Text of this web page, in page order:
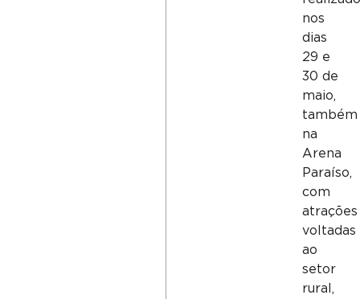
nos
dias
29 e
30 de
maio,
também
na
Arena
Paraíso,
com
atrações
voltadas
ao
setor
rural,